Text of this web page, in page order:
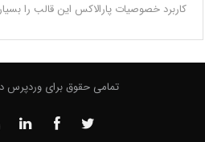
کاربرد خصوصیات پارالاکس این قالب را
تمامی حقوق برای